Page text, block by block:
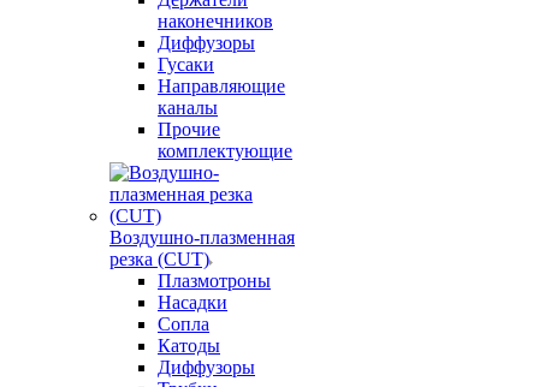
наконечников
Диффузоры
Гусаки
Направляющие
каналы
Прочие
комплектующие
Воздушно-плазменная
резка (CUT)
Плазмотроны
Насадки
Сопла
Катоды
Диффузоры